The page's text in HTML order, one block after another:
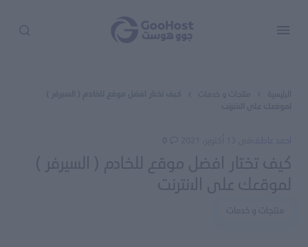
الرئيسية منتجات و خدمات
كيف تختار افضل موقع للخادم ( السيرفر )
لموقعك على الانترنت
منتجات و خدمات